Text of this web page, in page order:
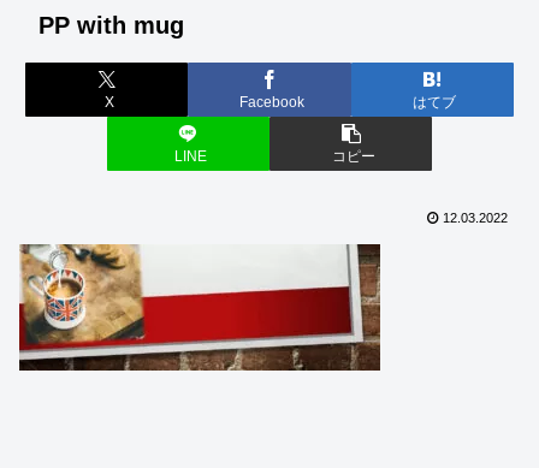
PP with mug
X Facebook はてブ
LINE コピー
12.03.2022